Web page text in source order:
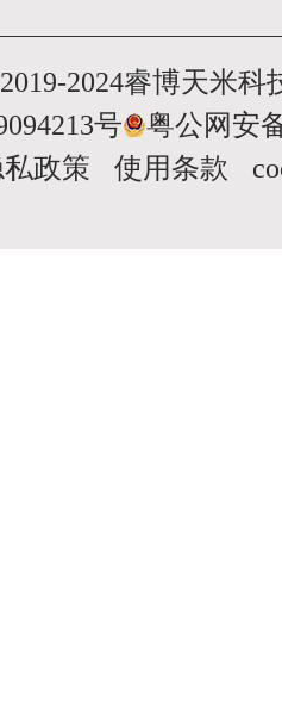
2024睿博天米
号
粤公网安
私政策
使用条款